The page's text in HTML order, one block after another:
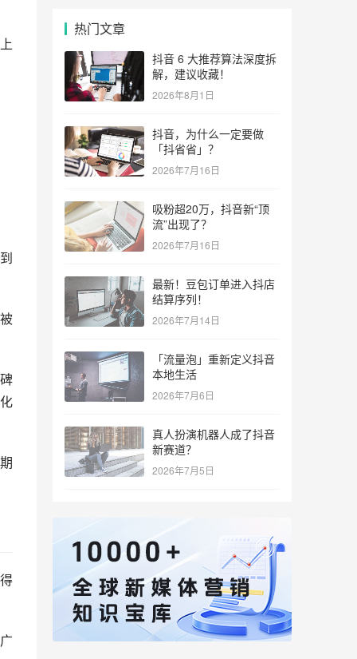
热门文章
抖音 6 大推荐算法深度拆
解，建议收藏！
2026年8月1日
抖音，为什么一定要做
「抖省省」？
2026年7月16日
吸粉超20万，抖音新“顶
流”出现了？
2026年7月16日
最新！豆包订单进入抖店
结算序列！
2026年7月14日
「流量泡」重新定义抖音
本地生活
2026年7月6日
真人扮演机器人成了抖音
新赛道？
2026年7月5日